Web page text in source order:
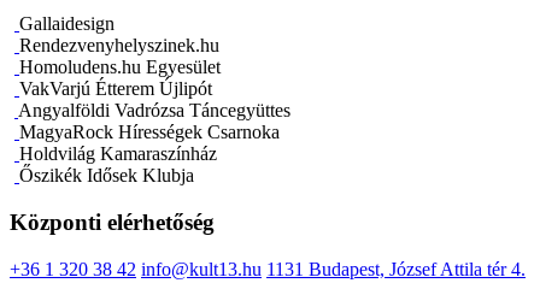
Gallaidesign
Rendezvenyhelyszinek.hu
Homoludens.hu Egyesület
VakVarjú Étterem Újlipót
Angyalföldi Vadrózsa Táncegyüttes
MagyaRock Hírességek Csarnoka
Holdvilág Kamaraszínház
Őszikék Idősek Klubja
Központi elérhetőség
+36 1 320 38 42 info@kult13.hu 1131 Budapest, József Attila tér 4.